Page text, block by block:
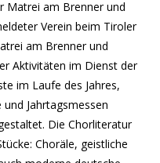
Matrei am Brenner und
Verein beim Tiroler
am Brenner und
Aktivitäten im Dienst der
im Laufe des Jahres,
Jahrtagsmessen
Die Chorliteratur
Choräle, geistliche